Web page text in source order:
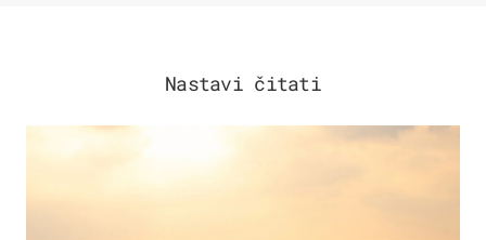
Nastavi čitati